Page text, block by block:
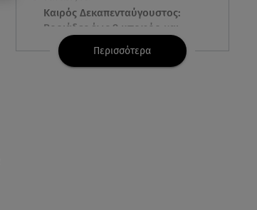
Καιρός Δεκαπενταύγουστος:
Βοριάδες έως 9 μποφόρ και
πτώση θερμοκρασίας
Περισσότερα